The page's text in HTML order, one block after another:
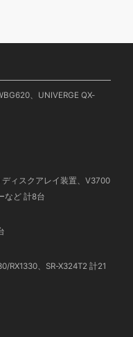
、UNIVERGE QX-
ィスクアレイ装置、V3700
など 計8台
RX1330、SR-X324T2 計21